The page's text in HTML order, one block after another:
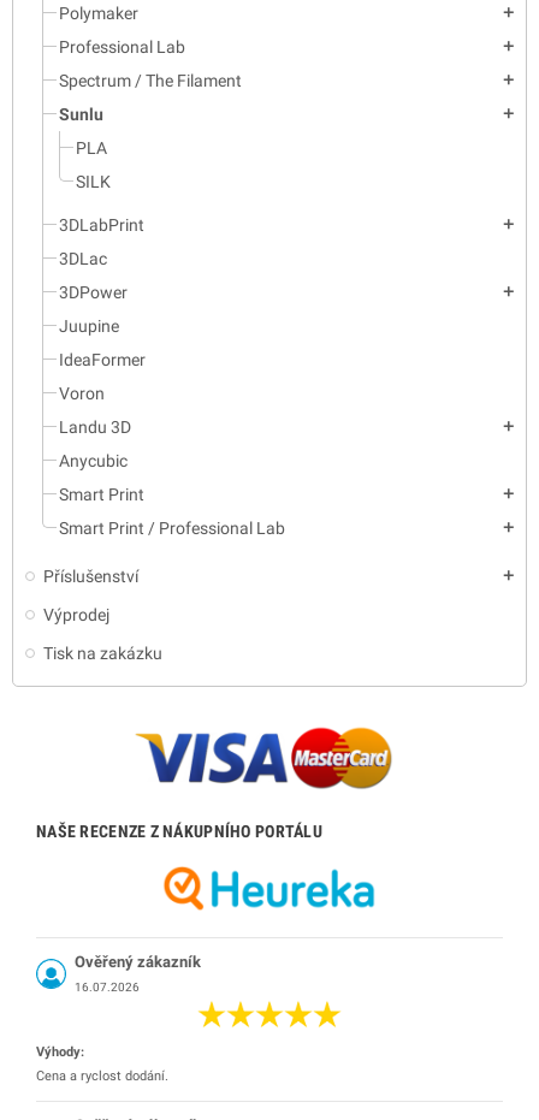
Polymaker add
Professional Lab add
Spectrum / The Filament add
Sunlu add
PLA
SILK
3DLabPrint add
3DLac
3DPower
add
Juupine
IdeaFormer
Voron
Landu 3D
add
Anycubic
Smart Print
add
Smart Print / Professional Lab add
Příslušenství add
Výprodej
Tisk na zakázku
NAŠE RECENZE Z NÁKUPNÍHO PORTÁLU
Ověřený zákazník
16.07.2026
Výhody:
Cena a ryclost dodání.